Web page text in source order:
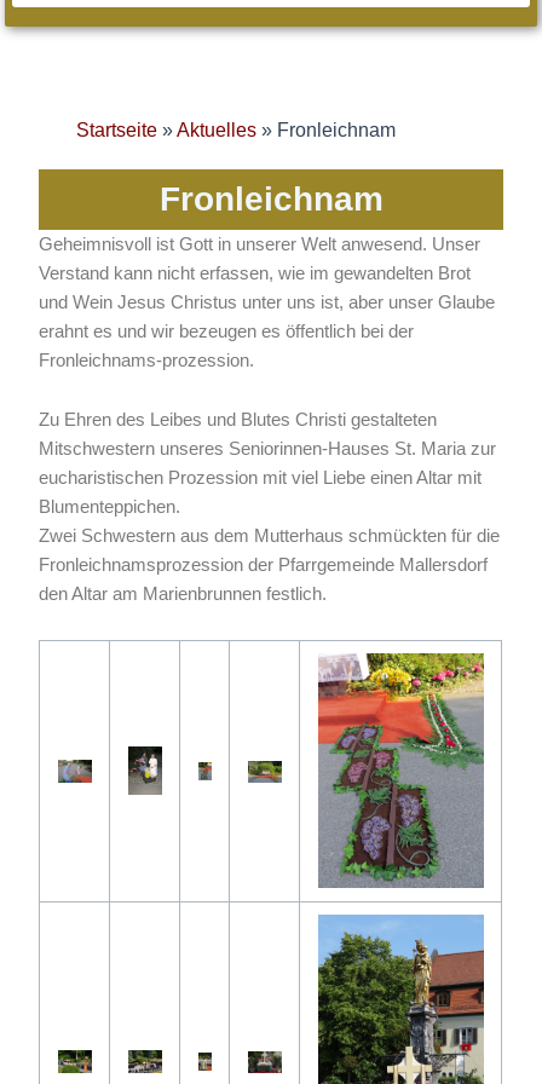
Startseite »Aktuelles » Fronleichnam
Fronleichnam
Geheimnisvoll ist Gott in unserer Welt anwesend. Unser
Verstand kann nicht erfassen, wie im gewandelten Brot
und Wein Jesus Christus unter uns ist, aber unser Glaube
erahnt es und wir bezeugen es öffentlich bei der
Fronleichnams-prozession.
Zu Ehren des Leibes und Blutes Christi gestalteten
Mitschwestern unseres Seniorinnen-Hauses St. Maria zur
eucharistischen Prozession mit viel Liebe einen Altar mit
Blumenteppichen.
Zwei Schwestern aus dem Mutterhaus schmückten für die
Fronleichnamsprozession der Pfarrgemeinde Mallersdorf
den Altar am Marienbrunnen festlich.